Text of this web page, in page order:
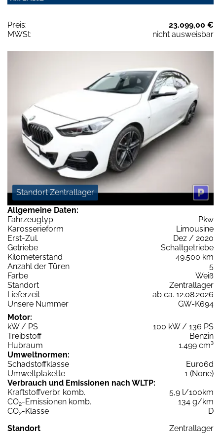
Preis:
23.099,00 €
MWSt:
nicht ausweisbar
Standort Zentrallager
Allgemeine Daten:
Fahrzeugtyp
Pkw
Karosserieform
Limousine
Erst-Zul.
Dez / 2020
Getriebe
Schaltgetriebe
Kilometerstand
49.500 km
Anzahl der Türen
5
Farbe
Weiß
Standort
Zentrallager
Lieferzeit
ab ca. 12.08.2026
Unsere Nummer
GW-K694
Motor:
kW / PS
100 kW / 136 PS
Treibstoff
Benzin
Hubraum
1.499 cm³
Umweltnormen:
Schadstoffklasse
Euro6d
Umweltplakette
1 (None)
Verbrauch und Emissionen nach WLTP:
Kraftstoffverbr. komb.
5,9 l/100km
CO2-Emissionen komb.
134 g/km
CO2-Klasse
D
Standort
Zentrallager